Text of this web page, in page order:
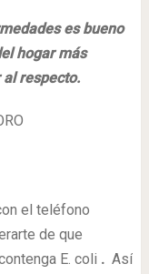
es bueno
hogar más
respecto.
el teléfono
de que
E. coli . Así